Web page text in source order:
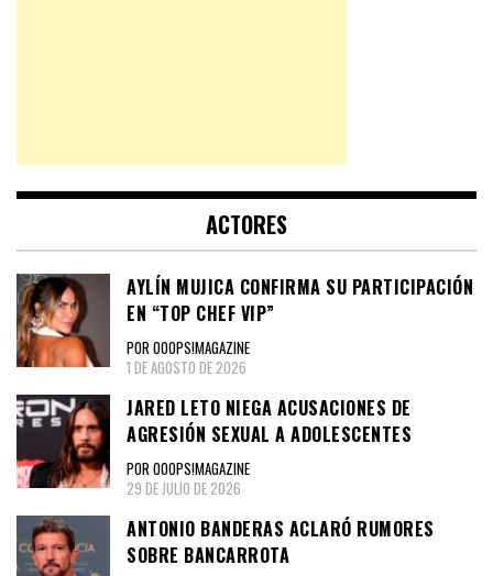
ACTORES
AYLÍN MUJICA CONFIRMA SU PARTICIPACIÓN
EN “TOP CHEF VIP”
POR OOOPS!MAGAZINE
1 DE AGOSTO DE 2026
JARED LETO NIEGA ACUSACIONES DE
AGRESIÓN SEXUAL A ADOLESCENTES
POR OOOPS!MAGAZINE
29 DE JULIO DE 2026
ANTONIO BANDERAS ACLARÓ RUMORES
SOBRE BANCARROTA